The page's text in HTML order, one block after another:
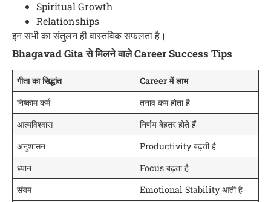
Spiritual Growth
Relationships
इन सभी का संतुलन ही वास्तविक सफलता है।
Bhagavad Gita से मिलने वाले Career Success Tips
गीता का सिद्धांत
Career में लाभ
निष्काम कर्म
तनाव कम होता है
आत्मविश्वास
निर्णय बेहतर होते हैं
अनुशासन
Productivity बढ़ती है
ध्यान
Focus बढ़ता है
संयम
Emotional Stability आती है